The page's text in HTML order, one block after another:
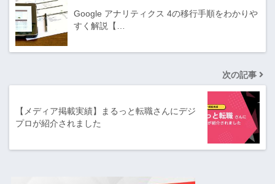
Google アナリティクス 4の移行手順をわかりや
すく解説【…
次の記事
【メディア掲載実績】まるっと転職さんにデジ
プロが紹介されました